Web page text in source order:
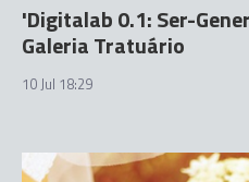
'Digitalab 0.1: Ser-
Galeria Tratuário
10 Jul 18:29